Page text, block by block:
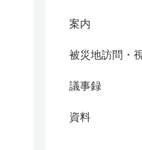
案内
被災地訪問・
議事録
資料